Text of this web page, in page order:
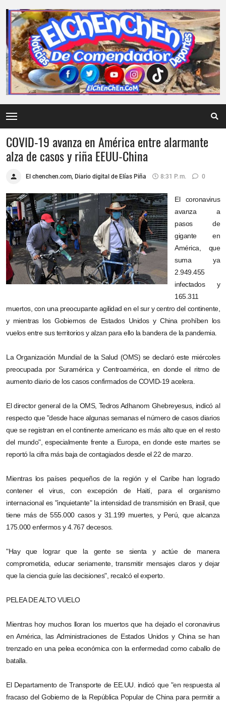
COVID-19 avanza en América entre alarmante
alza de casos y riña EEUU-China
El chenchen.com, Diario digital de Elías Piña 8:31 P. M. 0
El coronavirus
avanza a
pasos de
gigante en
América, que
suma ya
2.949.455
infectados y
165.311
muertos, con una preocupante agilidad en el sur y centro del continente,
y mientras los Gobiernos de Estados Unidos y China prohíben los
vuelos entre sus territorios y alzan para ello la bandera de la pandemia.
La Organización Mundial de la Salud (OMS) se declaró este miércoles
preocupada por Suramérica y Centroamérica, en donde el ritmo de
aumento diario de los casos confirmados de COVID-19 acelera.
El director general de la OMS, Tedros Adhanom Ghebreyesus, indicó al
respecto que "desde hace algunas semanas el número de casos diarios
que se registran en el continente americano es más alto que en el resto
del mundo", especialmente frente a Europa, en donde este martes se
reportó la cifra más baja de contagiados desde el 22 de marzo.
Mientras los países pequeños de la región y el Caribe han logrado
contener el virus, con excepción de Haití, para el organismo
internacional es "inquietante" la intensidad de transmisión en Brasil, que
tiene más de 555.000 casos y 31.199 muertes, y Perú, que alcanza
175.000 enfermos y 4.767 decesos.
"Hay que lograr que la gente se sienta y actúe de manera
comprometida, educar seriamente, transmitir mensajes claros y dejar
que la ciencia guíe las decisiones", recalcó el experto.
PELEA DE ALTO VUELO
Mientras hoy muchos lloran los muertos que ha dejado el coronavirus
en América, las Administraciones de Estados Unidos y China se han
trenzado en una pelea económica con la enfermedad como caballo de
batalla.
El Departamento de Transporte de EE.UU. indicó que "en respuesta al
fracaso del Gobierno de la República Popular de China para permitir a